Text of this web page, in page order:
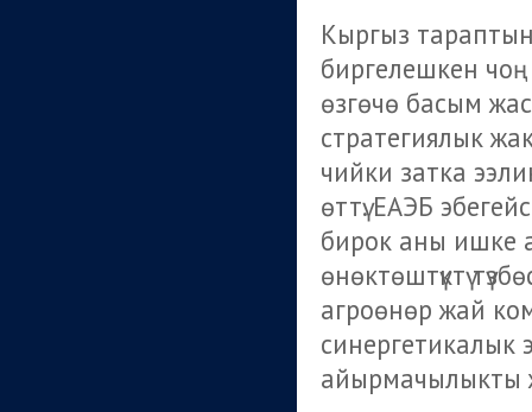
Кыргыз тараптын
биргелешкен чоң
өзгөчө басым
стратегиялык
чийки затка
өттү. ЕАЭБ
бирок аны ишке
өнөктөштүктү
агроөнөр жай
синергетикалык
айырмачылыкты